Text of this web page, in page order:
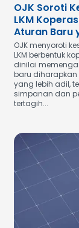
OJK Soroti
LKM
Aturan Baru
OJK menyoroti
LKM berbentuk
dinilai
baru
yang lebih adil,
simpanan dan
tertagih...